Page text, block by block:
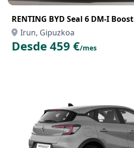
RENTING BYD Seal 6 DM-I Boost
Irun, Gipuzkoa
Desde 459 €/mes